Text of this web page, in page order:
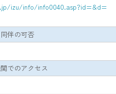
izu/info/info0040.asp?id=&d=
伴の可否
でのアクセス